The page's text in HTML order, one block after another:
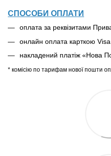
СПОСОБИ ОПЛАТИ
оплата за реквізитами
онлайн оплата карткою
накладений платіж «Нова
* комісію по тарифам нової пошти